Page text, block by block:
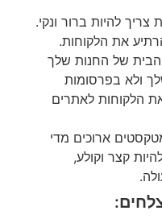
צריך להיות ברור ונקי.
את הלקוחות.
של החנות שלך
ולא בפרסומות
את הלקוחות לאתרים
ארוכים מדי
קצר וקולע,